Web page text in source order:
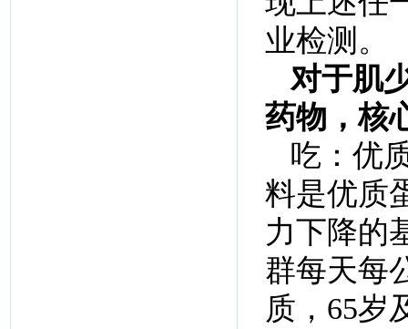
业检测。
对于肌
药物，核
吃：优
料是优质
力下降的
群每天每
质，65岁